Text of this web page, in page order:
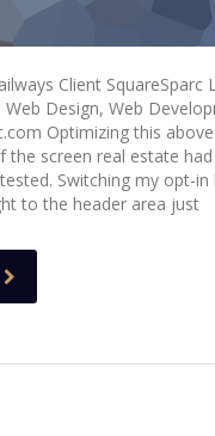
Client SquareSparc
Web Design, Web
Optimizing this
the screen real estate
Switching my opt-
to the header area just